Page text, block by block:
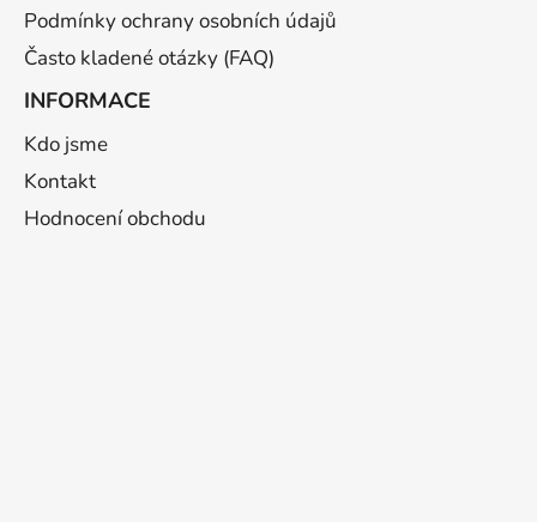
Podmínky ochrany osobních údajů
Často kladené otázky (FAQ)
INFORMACE
Kdo jsme
Kontakt
Hodnocení obchodu